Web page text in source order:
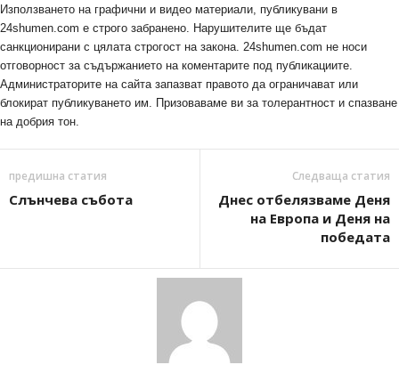
Използването на графични и видео материали, публикувани в
24shumen.com е строго забранено. Нарушителите ще бъдат
санкционирани с цялата строгост на закона. 24shumen.com не носи
отговорност за съдържанието на коментарите под публикациите.
Администраторите на сайта запазват правото да ограничават или
блокират публикуването им. Призоваваме ви за толерантност и спазване
на добрия тон.
предишна статия
Слънчева събота
Следваща статия
Днес отбелязваме Деня
на Европа и Деня на
победата